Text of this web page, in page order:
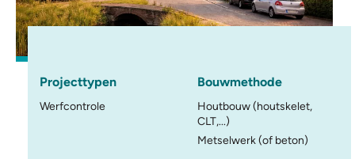
Projecttypen
Werfcontrole
Bouwmethode
Houtbouw (houtskelet,
CLT,...)
Metselwerk (of beton)